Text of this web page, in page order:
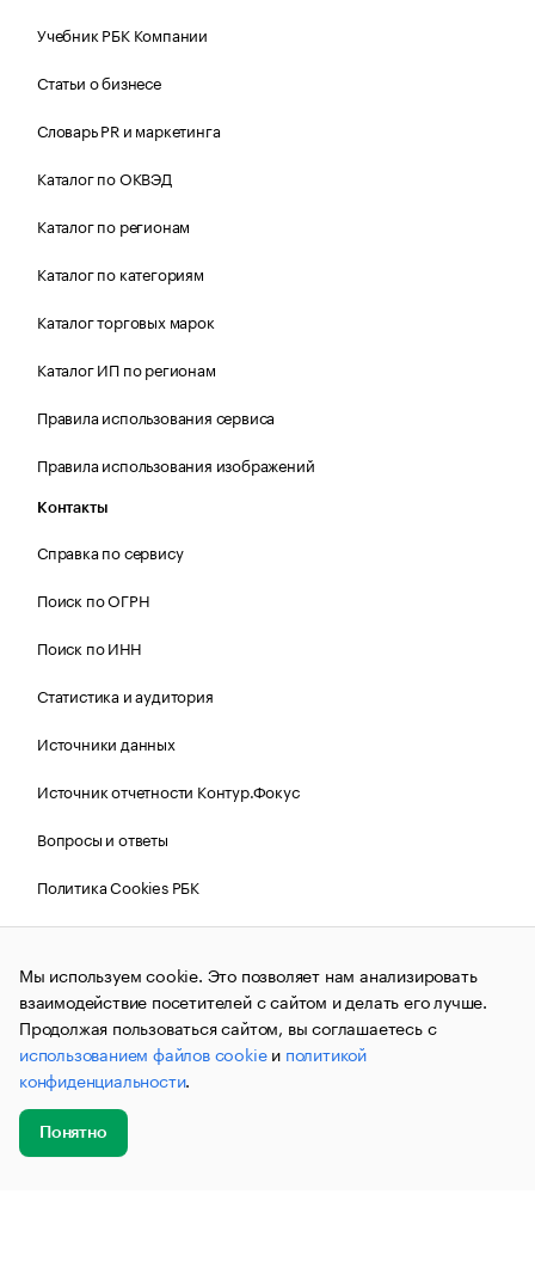
Учебник РБК Компании
Статьи о бизнесе
Словарь PR и маркетинга
Каталог по ОКВЭД
Каталог по регионам
Каталог по категориям
Каталог торговых марок
Каталог ИП по регионам
Правила использования сервиса
Правила использования изображений
Контакты
Справка по сервису
Поиск по ОГРН
Поиск по ИНН
Статистика и аудитория
Источники данных
Источник отчетности Контур.Фокус
Вопросы и ответы
Политика Cookies РБК
Контактная информация
Редакция
Рассылка РБК Новости
Информация об ограничениях
Правовая информация
© АО «РОСБИЗНЕСКОНСАЛТИНГ»,
Мы используем cookie. Это позволяет нам анализировать
взаимодействие посетителей с сайтом и делать его лучше.
Продолжая пользоваться сайтом, вы соглашаетесь с
использованием файлов cookieи политикой
конфиденциальности.
Понятно